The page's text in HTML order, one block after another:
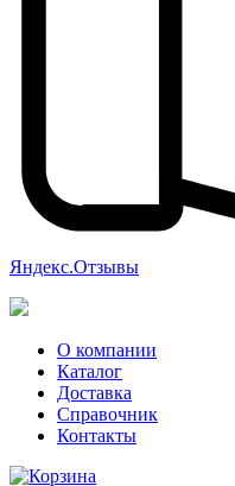
Яндекс.Отзывы
О компании
Каталог
Доставка
Справочник
Контакты